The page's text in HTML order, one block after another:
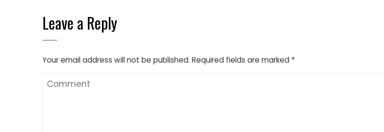
Leave a Reply
Your email address will not be published. Required fields are marked *